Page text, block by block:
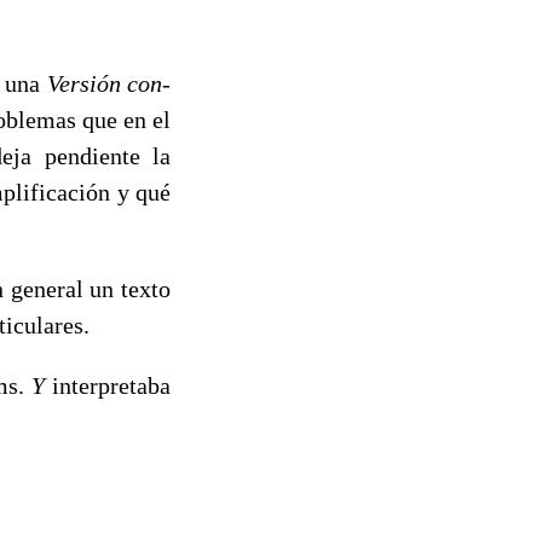
Versión con­
que en el
pendiente la
y qué
general un tex­to
Yinterpreta­ba